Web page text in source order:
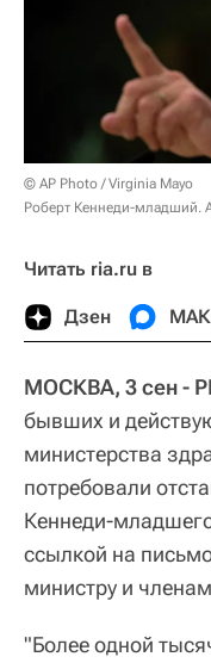
© AP Photo / Virginia Mayo
Роберт Кеннеди-младший.
Читать ria.ru в
Дзен
МОСКВА, 3 сен -
бывших и
министерства
потребовали
Кеннеди-
ссылкой на
министру и
"Более одной